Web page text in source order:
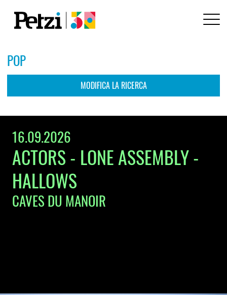
POP
MODIFICA LA RICERCA
LOCALITÀ / CODICE POSTALE
DA
16.09.2026
ACTORS - LONE ASSEMBLY -
HALLOWS
CAVES DU MANOIR